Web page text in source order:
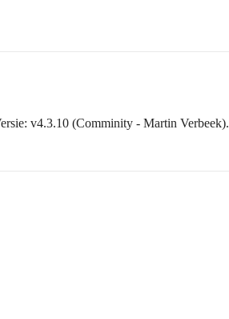
v4.3.10 (Comminity - Martin Verbeek).